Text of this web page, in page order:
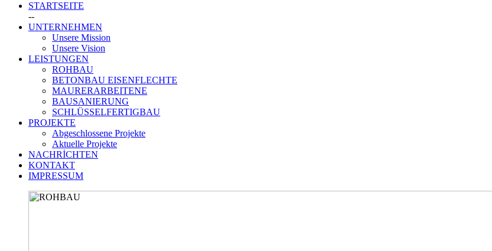
STARTSEITE
--
UNTERNEHMEN
Unsere Mission
Unsere Vision
LEISTUNGEN
ROHBAU
BETONBAU EISENFLECHTE
MAURERARBEITENE
BAUSANIERUNG
SCHLÜSSELFERTIGBAU
PROJEKTE
Abgeschlossene Projekte
Aktuelle Projekte
NACHRİCHTEN
KONTAKT
IMPRESSUM